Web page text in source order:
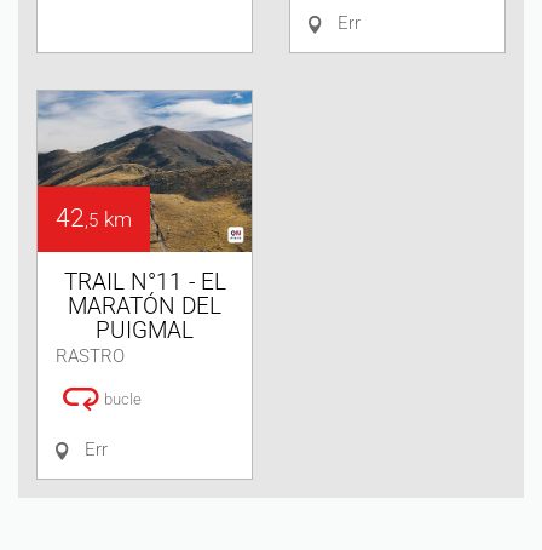
Err
42,5 km
TRAIL N°11 - EL
MARATÓN DEL
PUIGMAL
RASTRO
bucle
Err